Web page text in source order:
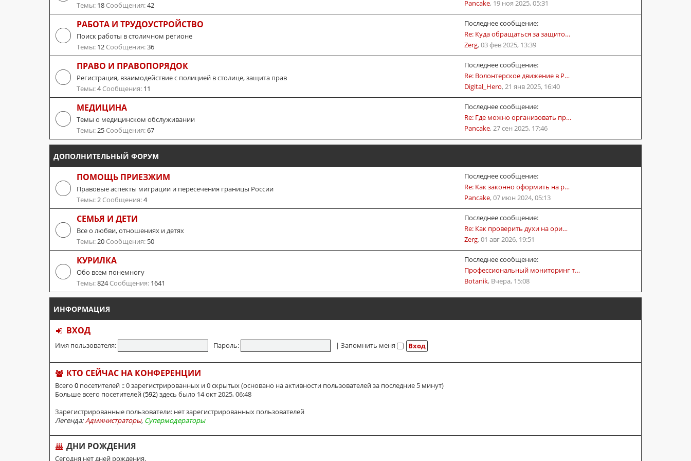
Темы: 18 Сообщения:42
Pancake, 19 ноя 2025, 05:31
РАБОТА И ТРУДОУСТРОЙСТВО
Поиск работы в столичном регионе
Темы: 12 Сообщения:36
Последнее сообщение:
Re: Куда обращаться за защито…
Zerg, 03 фев 2025, 13:39
ПРАВО И ПРАВОПОРЯДОК
Регистрация, взаимодействие с полицией в столице, защита прав
Темы:4Сообщения: 11
Последнее сообщение:
Re: Волонтерское движение в Р…
Digital_Hero, 21 янв 2025, 16:40
МЕДИЦИНА
Темы о медицинском обслуживании
Темы:25 Сообщения:67
Последнее сообщение:
Re: Где можно организовать пр…
Pancake, 27 сен 2025, 17:46
ДОПОЛНИТЕЛЬНЫЙ ФОРУМ
ПОМОЩЬ ПРИЕЗЖИМ
Правовые аспекты миграции и пересечения границы России
Темы:2 Сообщения:4
Последнее сообщение:
Re: Как законно оформить на р…
Pancake, 07 июн 2024, 05:13
СЕМЬЯ И ДЕТИ
Все о любви, отношениях и детях
Темы:20 Сообщения: 50
Последнее сообщение:
Re: Как проверить духи на ори…
Zerg, 01 авг 2026, 19:51
КУРИЛКА
Обо всем понемногу
Темы:824Сообщения: 1641
Последнее сообщение:
Профессиональный мониторинг т…
Botanik, Вчера, 15:08
ИНФОРМАЦИЯ
ВХОД
Имя пользователя: Пароль: | Запомнить меня
КТО СЕЙЧАС НА КОНФЕРЕНЦИИ
Всего 0 посетителей :: 0 зарегистрированных и 0 скрытых (основано на активности пользователей за последние 5 минут)
Больше всего посетителей (592) здесь было 14 окт 2025, 06:48
Зарегистрированные пользователи: нет зарегистрированных пользователей
Легенда:Администраторы, Супермодераторы
ДНИ РОЖДЕНИЯ
Сегодня нет дней рождения.